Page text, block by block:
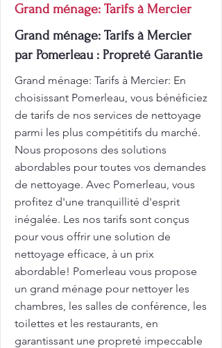
Grand ménage: Tarifs à Mercier
Grand ménage: Tarifs à Mercier
par Pomerleau : Propreté Garantie
Grand ménage: Tarifs à Mercier: En
choisissant Pomerleau, vous bénéficiez
de tarifs de nos services de nettoyage
parmi les plus compétitifs du marché.
Nous proposons des solutions
abordables pour toutes vos demandes
de nettoyage. Avec Pomerleau, vous
profitez d'une tranquillité d'esprit
inégalée. Les nos tarifs sont conçus
pour vous offrir une solution de
nettoyage efficace, à un prix
abordable! Pomerleau vous propose
un grand ménage pour nettoyer les
chambres, les salles de conférence, les
toilettes et les restaurants, en
garantissant une propreté impeccable